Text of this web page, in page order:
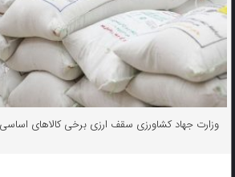
وزارت جهاد کشاورزی سقف ارزی برخی کالاهای اساسی